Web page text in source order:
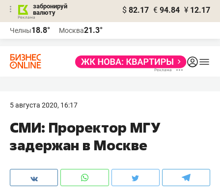
забронируй
валюту
$ 82.17 € 94.84 ¥ 12.17
Челны18.8° Москва21.3°
5 августа 2020, 16:17
СМИ: Проректор МГУ
задержан в Москве